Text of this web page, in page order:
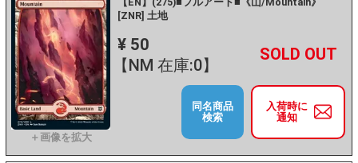
[ZNR] 土地
¥ 50
【NM 在庫:0】
－ +
入荷時に
通知
同名商品
検索